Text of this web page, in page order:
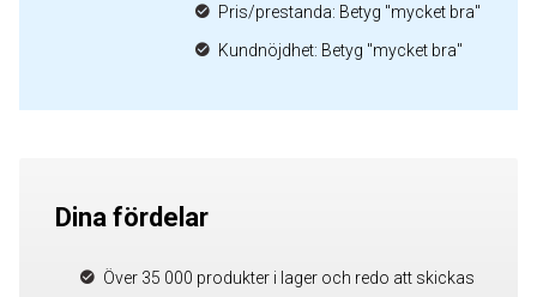
Pris/prestanda: Betyg "mycket bra"
Kundnöjdhet: Betyg "mycket bra"
Dina fördelar
Över 35 000 produkter i lager och redo att skickas